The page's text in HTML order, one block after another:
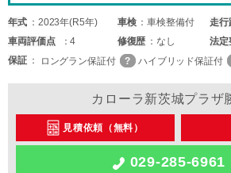
年式 2023年(R5年) 車検 車検整備付 走行
車両評価点 4 修復歴 なし 法定
保証
ロングラン保証付 ハイブリッド保証付
カローラ新茨城プラザ
見積依頼（無料）
029-285-6961